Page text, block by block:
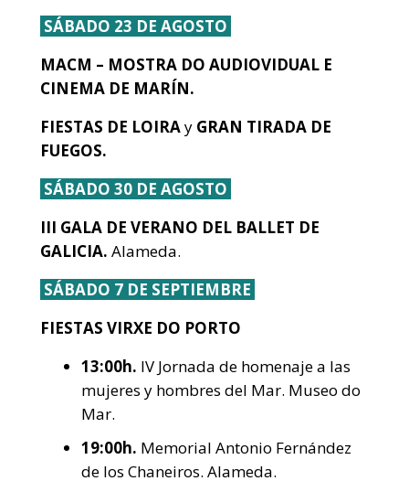
SÁBADO 23 DE AGOSTO
MACM – MOSTRA DO AUDIOVIDUAL E
CINEMA DE MARÍN.
FIESTAS DE LOIRAy GRAN TIRADA DE
FUEGOS.
SÁBADO 30 DE AGOSTO
III GALA DE VERANO DEL BALLET DE
GALICIA. Alameda.
SÁBADO 7 DE SEPTIEMBRE
FIESTAS VIRXE DO PORTO
13:00h. IV Jornada de homenaje a las
mujeres y hombres del Mar. Museo do
Mar.
19:00h. Memorial Antonio Fernández
de los Chaneiros. Alameda.